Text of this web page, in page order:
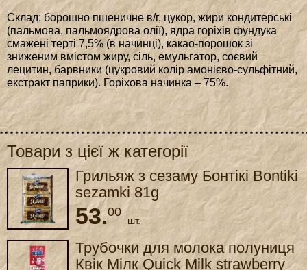
Склад: борошно пшеничне в/г, цукор, жири кондитерські
(пальмова, пальмоядрова олії), ядра горіхів фундука
смажені терті 7,5% (в начинці), какао-порошок зі
зниженим вмістом жиру, сіль, емульгатор, соєвий
лецитин, барвники (цукровий колір амонієво-сульфітний,
екстракт паприки). Горіхова начинка – 75%.
Товари з цієї ж категорії
Грильяж з сезаму Бонтікі Bontiki
sezamki 81g
53.00
шт.
Трубочки для молока полуниця
Квік Мілк Quick Milk strawberry